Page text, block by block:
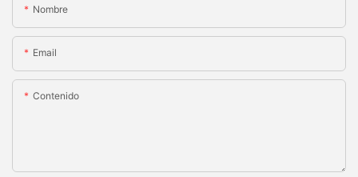
Nombre
Email
Contenido